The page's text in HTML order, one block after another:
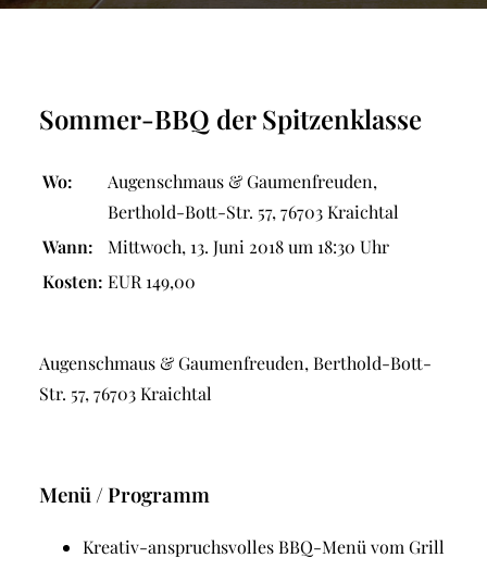
Sommer-BBQ der Spitzenklasse
Wo:
Augenschmaus & Gaumenfreuden,
Berthold-Bott-Str. 57, 76703 Kraichtal
Wann:
Mittwoch, 13. Juni 2018 um 18:30 Uhr
Kosten: EUR 149,00
Augenschmaus & Gaumenfreuden, Berthold-Bott-
Str. 57, 76703 Kraichtal
Menü / Programm
Kreativ-anspruchsvolles BBQ-Menü vom Grill